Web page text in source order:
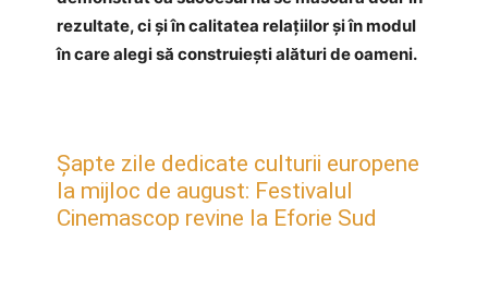
rezultate, ci și în calitatea relațiilor și în modul
în care alegi să construiești alături de oameni.
Șapte zile dedicate culturii europene
la mijloc de august: Festivalul
Cinemascop revine la Eforie Sud